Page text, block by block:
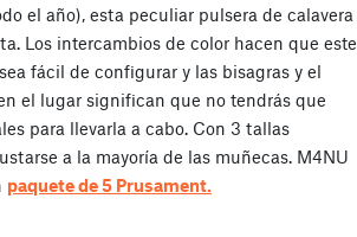
el año), esta peculiar pulsera de calavera
Los intercambios de color hacen que este
fácil de configurar y las bisagras y el
el lugar significan que no tendrás que
para llevarla a cabo. Con 3 tallas
a la mayoría de las muñecas. M4NU
paquete de 5 Prusament.